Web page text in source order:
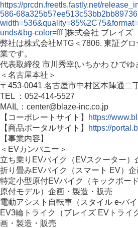
https://prcdn.freetls.fastly.net/
586-
unds&bg-color=fff]株式会社 ブレイズ
弊社は株式会社MTG＜7806. 東証グ
業です。
代表取締役 市川秀幸(いちかわ ひでゆ
＜名古屋本社＞
〒453-0041 名古屋市中村区本陣通二
TEL ：052-414-5527
MAIL：center@blaze-inc.co.jp
【コーポレートサイト】
https://
【商品ポータルサイト】
https://
【事業内容】
＜EVカンパニー＞
立ち乗りEVバイク（EVスクーター）
折り畳みEVバイク（スマート EV）
特定小型原付EVバイク（キックボー
原付モデル）企画・製造・販売
電動アシスト自転車（スタイル e-バ
EV3輪トライク（ブレイズ EVトライ
画・製造・販売